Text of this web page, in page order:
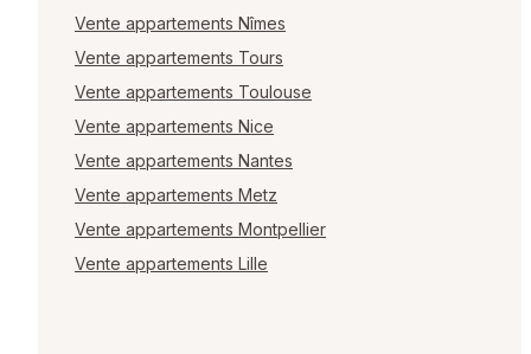
Vente appartements Nîmes
Vente appartements Tours
Vente appartements Toulouse
Vente appartements Nice
Vente appartements Nantes
Vente appartements Metz
Vente appartements Montpellier
Vente appartements Lille